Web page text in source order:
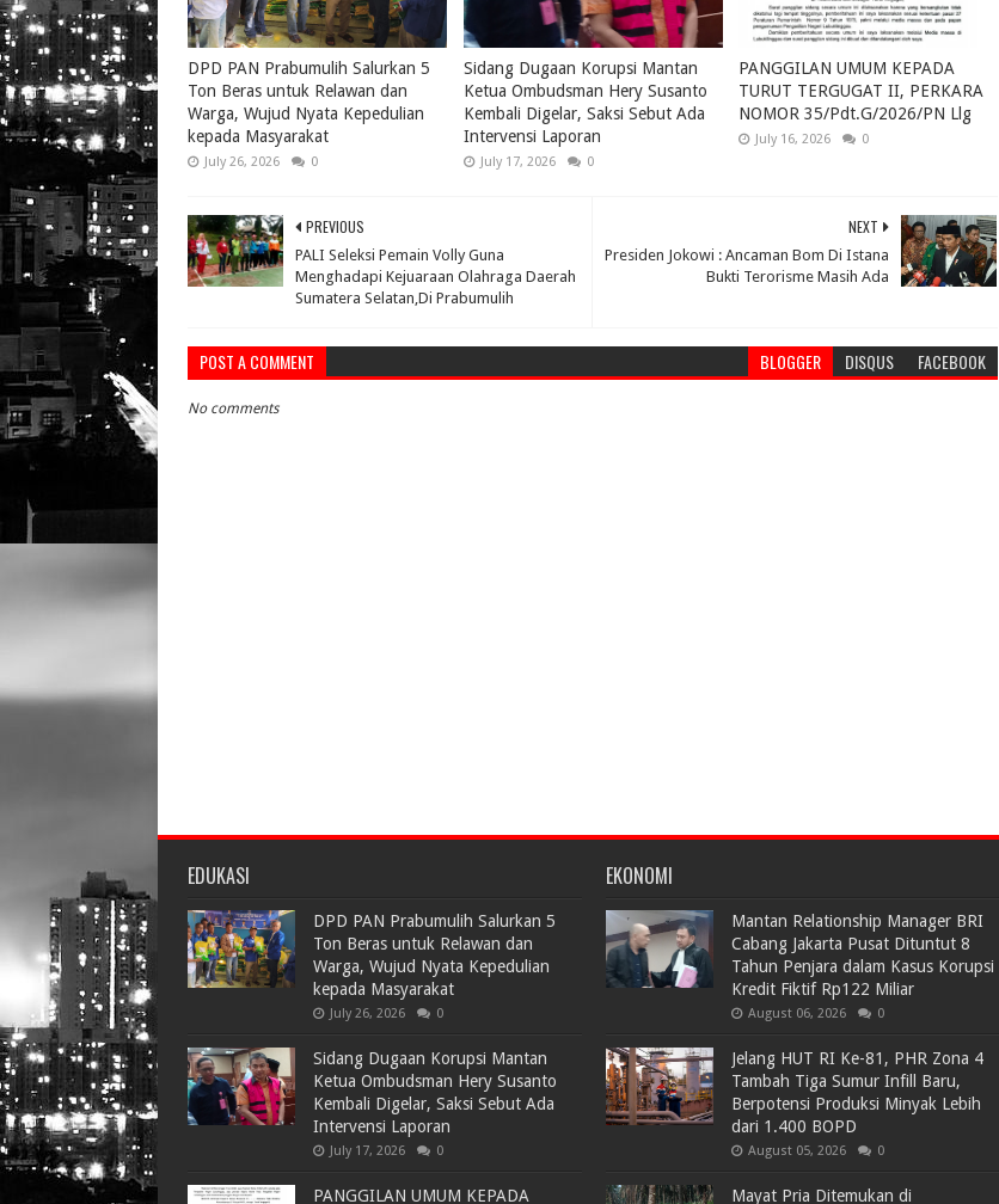
DPD PAN Prabumulih Salurkan 5
Ton Beras untuk Relawan dan
Warga, Wujud Nyata Kepedulian
kepada Masyarakat
July 26, 2026 0
Sidang Dugaan Korupsi Mantan
Ketua Ombudsman Hery Susanto
Kembali Digelar, Saksi Sebut Ada
Intervensi Laporan
July 17, 2026 0
PANGGILAN UMUM KEPADA
TURUT TERGUGAT II, PERKARA
NOMOR 35/Pdt.G/2026/PN Llg
July 16, 2026 0
NEXT
Presiden Jokowi : Ancaman Bom Di Istana
Bukti Terorisme Masih Ada
PREVIOUS
PALI Seleksi Pemain Volly Guna
Menghadapi Kejuaraan Olahraga Daerah
Sumatera Selatan,Di Prabumulih
POST A COMMENT BLOGGER DISQUS FACEBOOK
No comments
EDUKASI
DPD PAN Prabumulih Salurkan 5
Ton Beras untuk Relawan dan
Warga, Wujud Nyata Kepedulian
kepada Masyarakat
July 26, 2026 0
Sidang Dugaan Korupsi Mantan
Ketua Ombudsman Hery Susanto
Kembali Digelar, Saksi Sebut Ada
Intervensi Laporan
July 17, 2026 0
PANGGILAN UMUM KEPADA
EKONOMI
Mantan Relationship Manager BRI
Cabang Jakarta Pusat Dituntut 8
Tahun Penjara dalam Kasus Korupsi
Kredit Fiktif Rp122 Miliar
August 06, 2026 0
Jelang HUT RI Ke-81, PHR Zona 4
Tambah Tiga Sumur Infill Baru,
Berpotensi Produksi Minyak Lebih
dari 1.400 BOPD
August 05, 2026 0
Mayat Pria Ditemukan di